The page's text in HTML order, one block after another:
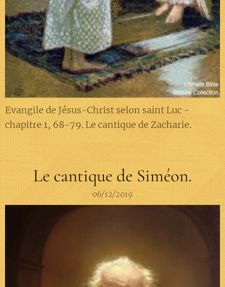
Evangile de Jésus-Christ selon saint Luc -
chapitre 1, 68-79. Le cantique de Zacharie.
Le cantique de Siméon.
06/12/2019